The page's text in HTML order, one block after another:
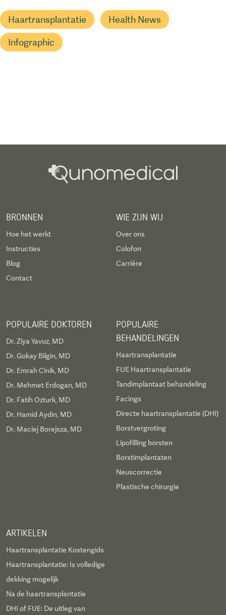
Haartransplantatie Health News
Infographic
BRONNEN
Hoe het werkt
Instructies
Blog
Contact
WIE ZIJN WIJ
Over ons
Colofon
Carrière
POPULAIRE DOKTOREN
Dr. Ziya Yavuz, MD
Dr. Gokay Bilgin, MD
Dr. Emrah Cinik, MD
Dr. Mehmet Erdogan, MD
Dr. Fatih Ozturk, MD
Dr. Hamid Aydin, MD
Dr. Maciej Borejsza, MD
POPULAIRE
BEHANDELINGEN
Haartransplantatie
FUE Haartransplantatie
Tandimplantaat behandeling
Facings
Directe haartransplantatie (DHI)
Borstvergroting
Lipofilling borsten
Borstimplantaten
Neuscorrectie
Plastische chirurgie
ARTIKELEN
Haartransplantatie Kostengids
Haartransplantatie: Is volledige
dekking mogelijk
Na de haartransplantatie
DHI of FUE: De uitleg van